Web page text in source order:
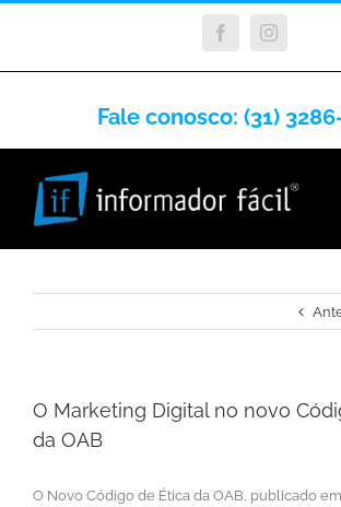
FacebookInstagram
Fale conosco: (31)
O Marketing Digital no novo
da OAB
O Novo Código de Ética da OAB, publicado